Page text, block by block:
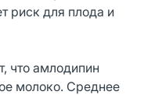
риск для плода и
что амлодипин
молоко. Среднее